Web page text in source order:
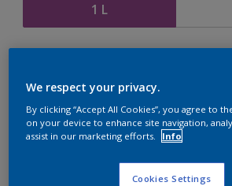
1 L
Op dit moment is het niet mogelijk dit
te bestellen. Houd de website in de
er hard aan om de voorraad aan te
We respect your privacy.
By clicking “Accept All Cookies”, you agree to
on your device to enhance site navigation,
assist in our marketing efforts.
Info
Cookies Settings